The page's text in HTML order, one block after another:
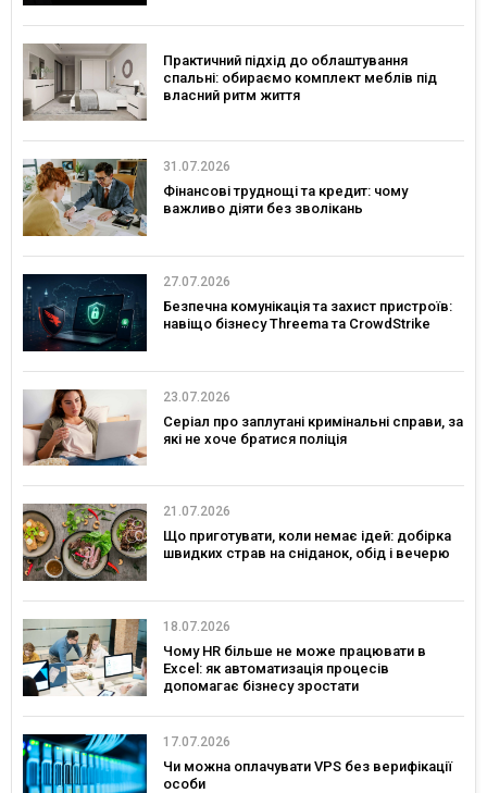
Практичний підхід до облаштування
спальні: обираємо комплект меблів під
власний ритм життя
31.07.2026
Фінансові труднощі та кредит: чому
важливо діяти без зволікань
27.07.2026
Безпечна комунікація та захист пристроїв:
навіщо бізнесу Threema та CrowdStrike
23.07.2026
Серіал про заплутані кримінальні справи, за
які не хоче братися поліція
21.07.2026
Що приготувати, коли немає ідей: добірка
швидких страв на сніданок, обід і вечерю
18.07.2026
Чому HR більше не може працювати в
Excel: як автоматизація процесів
допомагає бізнесу зростати
17.07.2026
Чи можна оплачувати VPS без верифікації
особи